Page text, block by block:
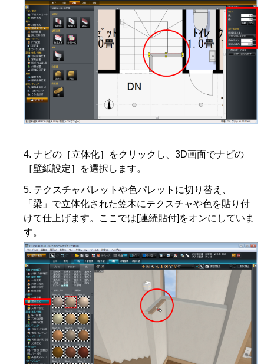
ナビの［立体化］をクリックし、3D画面でナビの
［壁紙設定］を選択します。
テクスチャパレットや色パレットに切り替え、
「梁」で立体化された笠木にテクスチャや色を貼り付
けて仕上げます。ここでは[連続貼付]をオンにしていま
す。